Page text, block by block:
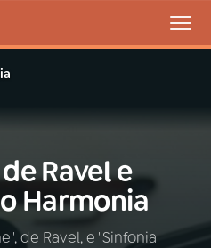
Ravel e
Harmonia
de Ravel, e "Sinfonia